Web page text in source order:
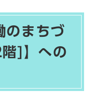
のまちづ
]】への